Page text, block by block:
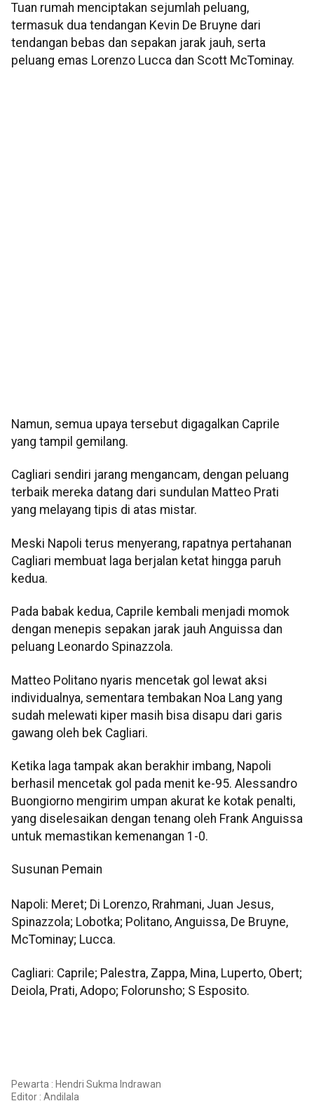
Tuan rumah menciptakan sejumlah peluang,
termasuk dua tendangan Kevin De Bruyne dari
tendangan bebas dan sepakan jarak jauh, serta
peluang emas Lorenzo Lucca dan Scott McTominay.
Namun, semua upaya tersebut digagalkan Caprile
yang tampil gemilang.
Cagliari sendiri jarang mengancam, dengan peluang
terbaik mereka datang dari sundulan Matteo Prati
yang melayang tipis di atas mistar.
Meski Napoli terus menyerang, rapatnya pertahanan
Cagliari membuat laga berjalan ketat hingga paruh
kedua.
Pada babak kedua, Caprile kembali menjadi momok
dengan menepis sepakan jarak jauh Anguissa dan
peluang Leonardo Spinazzola.
Matteo Politano nyaris mencetak gol lewat aksi
individualnya, sementara tembakan Noa Lang yang
sudah melewati kiper masih bisa disapu dari garis
gawang oleh bek Cagliari.
Ketika laga tampak akan berakhir imbang, Napoli
berhasil mencetak gol pada menit ke-95. Alessandro
Buongiorno mengirim umpan akurat ke kotak penalti,
yang diselesaikan dengan tenang oleh Frank Anguissa
untuk memastikan kemenangan 1-0.
Susunan Pemain
Napoli: Meret; Di Lorenzo, Rrahmani, Juan Jesus,
Spinazzola; Lobotka; Politano, Anguissa, De Bruyne,
McTominay; Lucca.
Cagliari: Caprile; Palestra, Zappa, Mina, Luperto, Obert;
Deiola, Prati, Adopo; Folorunsho; S Esposito.
Pewarta : Hendri Sukma Indrawan
Editor : Andilala